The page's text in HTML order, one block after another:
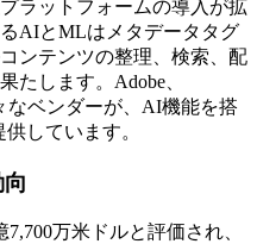
ラットフォームの導入が拡
AIとMLはメタデータタグ
ンテンツの整理、検索、配
たします。Adobe、
なベンダーが、AI機能を搭
しています。
万米ドルと評価され、